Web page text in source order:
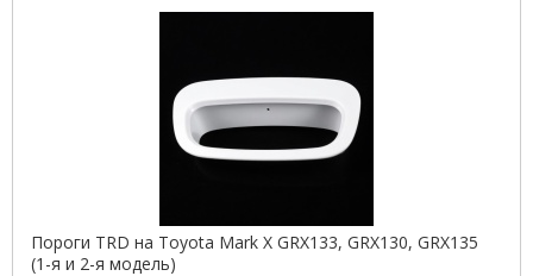
Пороги TRD на Toyota Mark X GRX133, GRX130, GRX135
(1-я и 2-я модель)